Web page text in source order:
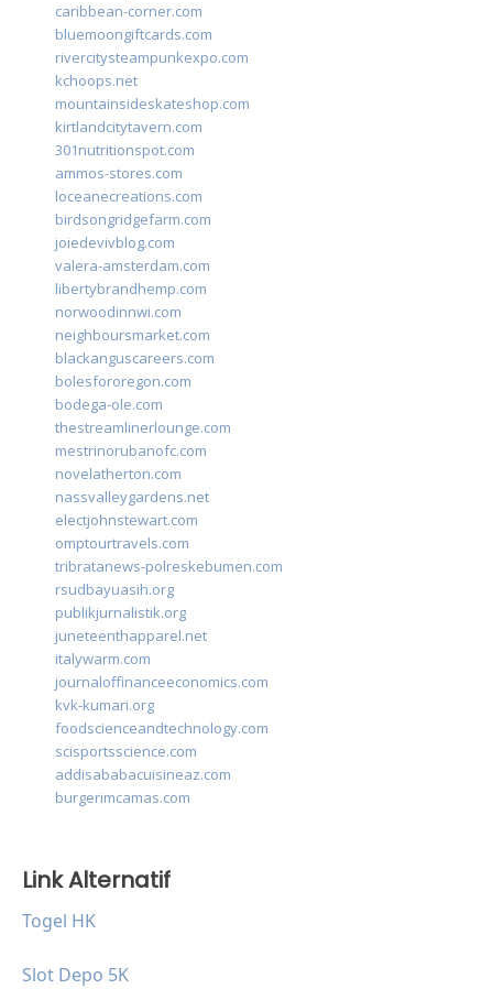
caribbean-corner.com
bluemoongiftcards.com
rivercitysteampunkexpo.com
kchoops.net
mountainsideskateshop.com
kirtlandcitytavern.com
301nutritionspot.com
ammos-stores.com
loceanecreations.com
birdsongridgefarm.com
joiedevivblog.com
valera-amsterdam.com
libertybrandhemp.com
norwoodinnwi.com
neighboursmarket.com
blackanguscareers.com
bolesfororegon.com
bodega-ole.com
thestreamlinerlounge.com
mestrinorubanofc.com
novelatherton.com
nassvalleygardens.net
electjohnstewart.com
omptourtravels.com
tribratanews-polreskebumen.com
rsudbayuasih.org
publikjurnalistik.org
juneteenthapparel.net
italywarm.com
journaloffinanceeconomics.com
kvk-kumari.org
foodscienceandtechnology.com
scisportsscience.com
addisababacuisineaz.com
burgerimcamas.com
Link Alternatif
Togel HK
Slot Depo 5K